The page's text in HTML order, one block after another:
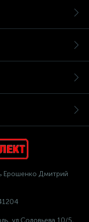
Ерошенко Дмитрий
ул.Соловьева 10/5,